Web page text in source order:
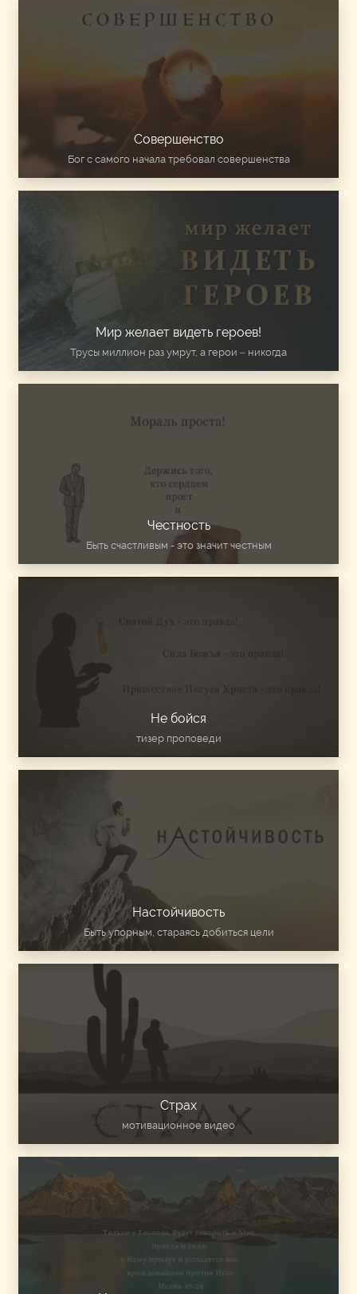
Совершенство
Бог с самого начала требовал совершенства
Мир желает видеть героев!
Трусы миллион раз умрут, а герои – никогда
Честность
Быть счастливым - это значит честным
Не бойся
тизер проповеди
Настойчивость
Быть упорным, стараясь добиться цели
Страх
мотивационное видео